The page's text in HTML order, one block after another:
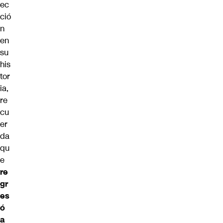
ec
ció
n
en
su
his
tor
ia,
re
cu
er
da
qu
e
re
gr
es
ó
a